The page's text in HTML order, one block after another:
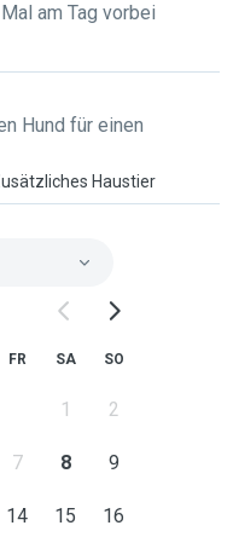
am Tag vorbei
Hund für einen
Haustier
FR SA SO
1 2
7 8 9
14 15 16